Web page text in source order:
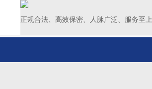
正规合法、高效保密、人脉广泛、服务至上